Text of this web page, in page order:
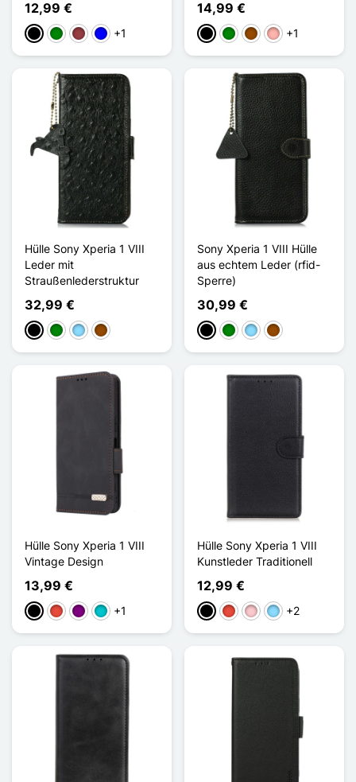
12,99 €
Schwarz
GrünDunkelrot
Blau+1
14,99 €
Schwarz
GrünBraunRoségold
+1
Hülle Sony Xperia 1 VIII
Leder mit
Straußenlederstruktur
32,99 €
Schwarz
GrünHellblau
Braun
Sony Xperia 1 VIII Hülle
aus echtem Leder (rfid-
Sperre)
30,99 €
Schwarz
GrünHellblau
Braun
Hülle Sony Xperia 1 VIII
Vintage Design
13,99 €
Schwarz
Rot ViolettTürkis
+1
Hülle Sony Xperia 1 VIII
Kunstleder Traditionell
12,99 €
Schwarz
Rot PinkHellblau
+2